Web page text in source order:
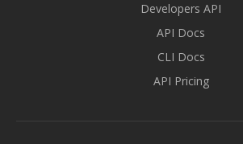
Developers API
API Docs
CLI Docs
API Pricing